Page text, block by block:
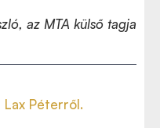
az MTA külső tagja
Lax Péterről.